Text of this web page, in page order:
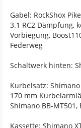
Gabel: RockShox
3.1 RC2 Dämpfung,
Vorbiegung,
Federweg
Schaltwerk hinten:
Kurbelsatz:
170 mm
Shimano BB-MT501,
Kassette: Shimano